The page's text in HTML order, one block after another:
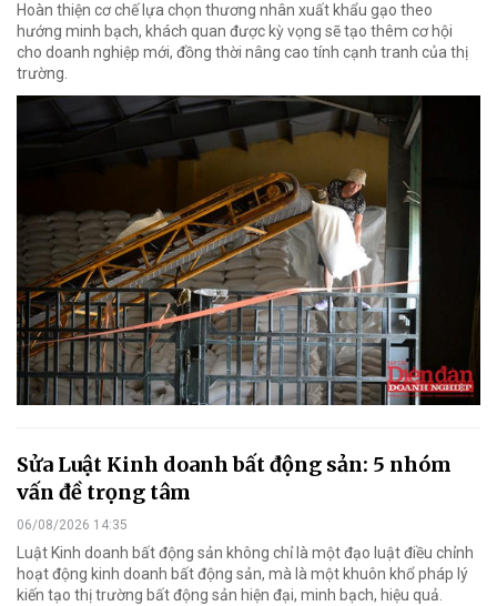
Hoàn thiện cơ chế lựa chọn thương nhân xuất khẩu gạo theo
hướng minh bạch, khách quan được kỳ vọng sẽ tạo thêm cơ hội
cho doanh nghiệp mới, đồng thời nâng cao tính cạnh tranh của thị
trường.
Sửa Luật Kinh doanh bất động sản: 5 nhóm
vấn đề trọng tâm
06/08/2026 14:35
Luật Kinh doanh bất động sản không chỉ là một đạo luật điều chỉnh
hoạt động kinh doanh bất động sản, mà là một khuôn khổ pháp lý
kiến tạo thị trường bất động sản hiện đại, minh bạch, hiệu quả.